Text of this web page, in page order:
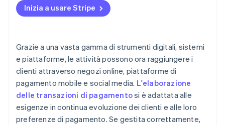
Inizia a usare Stripe
Grazie a una vasta gamma di strumenti digitali, sistemi
e piattaforme, le attività possono ora raggiungere i
clienti attraverso negozi online, piattaforme di
pagamento mobile e social media. L'elaborazione
delle transazioni di pagamentosi è adattata alle
esigenze in continua evoluzione dei clienti e alle loro
preferenze di pagamento. Se gestita correttamente,